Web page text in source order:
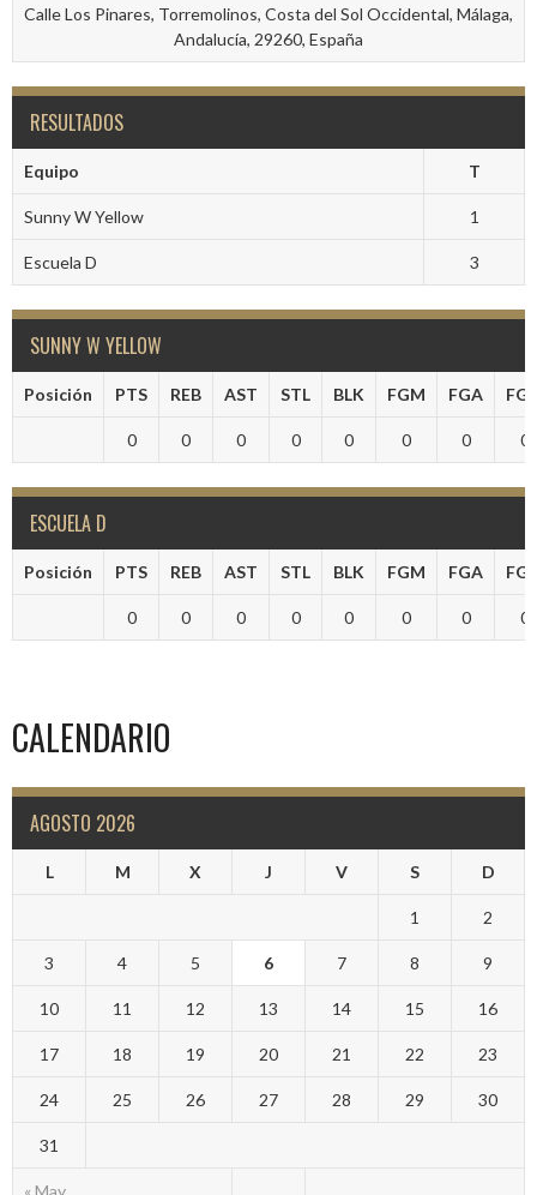
Calle Los Pinares, Torremolinos, Costa del Sol Occidental, Málaga,
Andalucía, 29260, España
RESULTADOS
Equipo T
Sunny W Yellow 1
Escuela D 3
SUNNY W YELLOW
Posición PTS REB AST STL BLK FGM FGA
0 0 0 0 0 0 0 0
ESCUELA D
Posición PTS REB AST STL BLK FGM FGA
0 0 0 0 0 0 0 0
CALENDARIO
AGOSTO 2026
L M X J V S D
« May
1 2
3 4 5 6 7 8 9
10 11 12 13 14 15 16
17 18 19 20 21 22 23
24 25 26 27 28 29 30
31